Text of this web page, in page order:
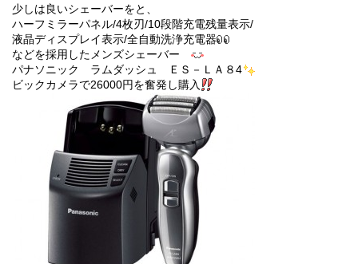
少しは良いシェーバーをと、
ハーフミラーパネル/4枚刃/10段階充電残量表示/
液晶ディスプレイ表示/全自動洗浄充電器
などを採用したメンズシェーバー
パナソニック ラムダッシュ ＥＳ－ＬＡ８4
ビックカメラで26000円を奮発し購入